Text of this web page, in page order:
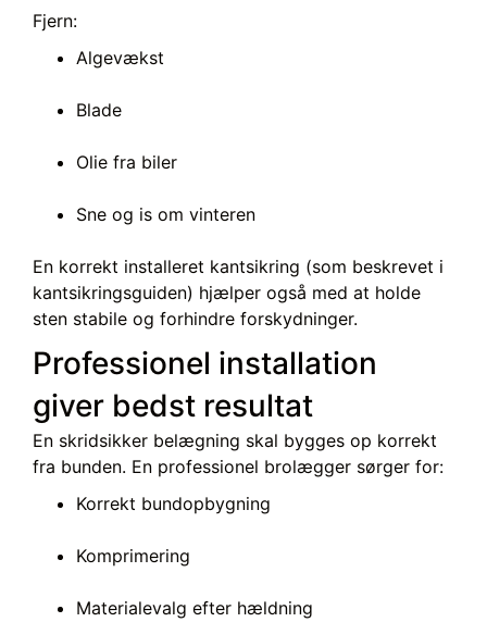
Fjern:
Algevækst
Blade
Olie fra biler
Sne og is om vinteren
En korrekt installeret kantsikring (som beskrevet i
kantsikringsguiden) hjælper også med at holde
sten stabile og forhindre forskydninger.
Professionel installation
giver bedst resultat
En skridsikker belægning skal bygges op korrekt
fra bunden. En professionel brolægger sørger for:
Korrekt bundopbygning
Komprimering
Materialevalg efter hældning